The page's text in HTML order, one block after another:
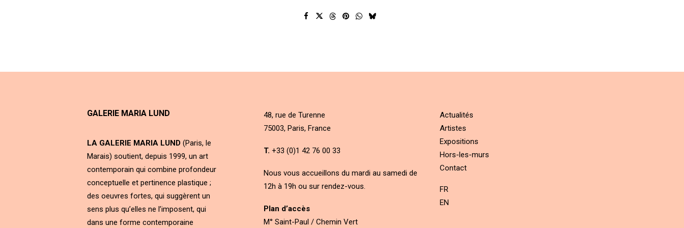
GALERIE MARIA LUND
LA GALERIE MARIA LUND (Paris, le
Marais) soutient, depuis 1999, un art
contemporain qui combine profondeur
conceptuelle et pertinence plastique ;
des oeuvres fortes, qui suggèrent un
sens plus qu’elles ne l’imposent, qui
dans une forme contemporaine
48, rue de Turenne
75003, Paris, France
T. +33 (0)1 42 76 00 33
Nous vous accueillons du mardi au samedi de
12h à 19h ou sur rendez-vous.
Plan d’accès
M° Saint-Paul / Chemin Vert
Actualités
Artistes
Expositions
Hors-les-murs
Contact
FR
EN